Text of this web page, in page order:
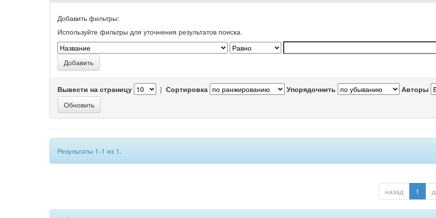
Добавить фильтры:
Используйте фильтры для уточнения результатов поиска.
Вывести на страницу | Сортировка Упорядочнить Авторы
Результаты 1-1 из 1.
назад 1